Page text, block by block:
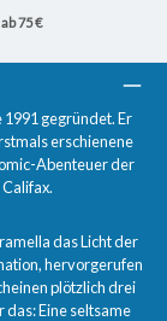
75 €
gegründet. Er
erschienene
Abenteuer der
das Licht der
hervorgerufen
plötzlich drei
das: Eine seltsame